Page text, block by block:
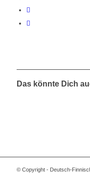
Das könnte Dich
© Copyright - Deutsch-